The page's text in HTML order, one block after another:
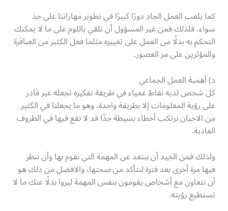
كما يلعب العمل الجاد دورًا كبيرًا في تطوير مهاراتنا على حد
سواء، فلذلك فمن غير المسؤول أن تلقي باللوم على ما لا يمكنك
التحكم به بدلًا من العمل على تغييره مثلما فعل الكثير من العباقرة
والمؤثرين على مر العصور.
د) أهمية العمل الجماعي
كل شخص لديه نقاط عمياء في طريقة تفكيره تجعله غير قادر
على رؤية المعلومات إلا بطريقة واحدة، وهو ما يجعلنا في الكثير
من الاحيان نرتكب أخطاء بسيطة جدًا قد لا نقع فيها في الظروف
العادية.
ولذلك فمن الجيد أن نبتعد عن المهمة التي نقوم بها وأن ننظر
فيها مرة أخرى بعد فترة لنتأكد من صحتها، والافضل من ذلك هو
أن نتعاون مع أشخاص يقومون بنفس المهمة ليروا بدلًا عنك ما لا
تستطيع رؤيته.